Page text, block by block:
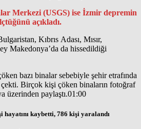
Merkezi (USGS) ise İzmir depremin
açıkladı.
Kıbrıs Adası, Mısır,
Makedonya’da da hissedildiği
bazı binalar sebebiyle şehir etrafında
Birçok kişi çöken binaların fotoğraf
üzerinden paylaştı.01:00
hayatını kaybetti, 786 kişi yaralandı